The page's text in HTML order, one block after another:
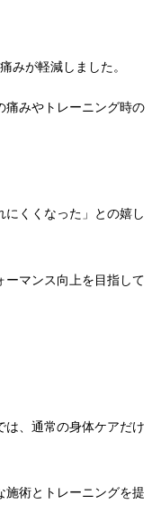
みが軽減しました。
痛みやトレーニング時の
にくくなった」との嬉し
ーマンス向上を目指して
は、通常の身体ケアだけ
施術とトレーニングを提